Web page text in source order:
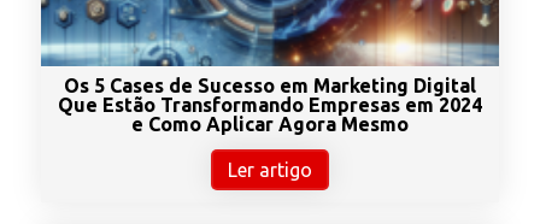
Os 5 Cases de Sucesso em Marketing Digital
Que Estão Transformando Empresas em 2024
e Como Aplicar Agora Mesmo
Ler artigo